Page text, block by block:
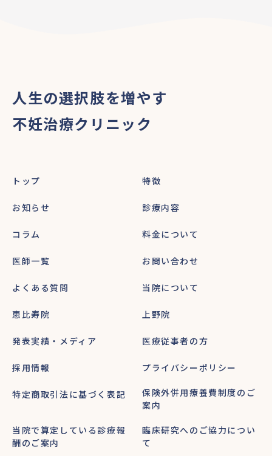
人生の選択肢を増やす
不妊治療クリニック
トップ 特徴
お知らせ 診療内容
コラム 料金について
医師一覧 お問い合わせ
よくある質問 当院について
恵比寿院 上野院
発表実績・メディア 医療従事者の方
採用情報 プライバシーポリシー
特定商取引法に基づく表記
保険外併用療養費制度のご
案内
当院で算定している診療報
酬のご案内
臨床研究へのご協力につい
て